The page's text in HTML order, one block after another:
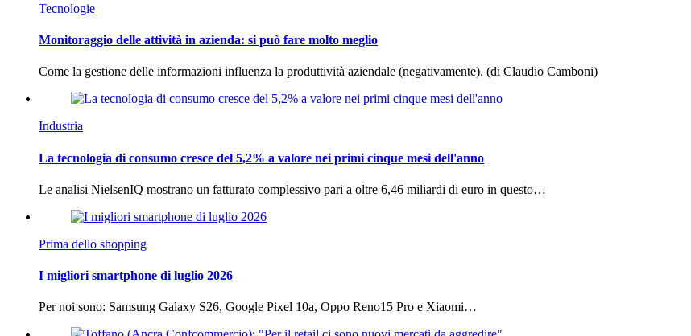
Tecnologie
Monitoraggio delle attività in azienda: si può fare molto meglio
Come la gestione delle informazioni influenza la produttività aziendale (negativamente). (di Claudio Camboni)
Industria
La tecnologia di consumo cresce del 5,2% a valore nei primi cinque mesi dell'anno
Le analisi NielsenIQ mostrano un fatturato complessivo pari a oltre 6,46 miliardi di euro in questo…
Prima dello shopping
I migliori smartphone di luglio 2026
Per noi sono: Samsung Galaxy S26, Google Pixel 10a, Oppo Reno15 Pro e Xiaomi…